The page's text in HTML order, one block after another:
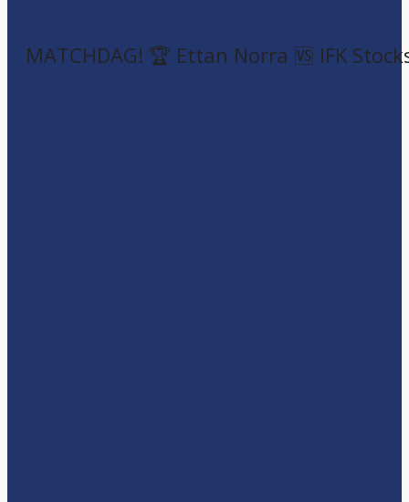
MATCHDAG! 🏆 Ettan Norra 🆚 IFK